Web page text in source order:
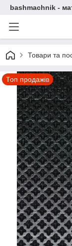
bashmachnik -
Товари та
Топ продажів